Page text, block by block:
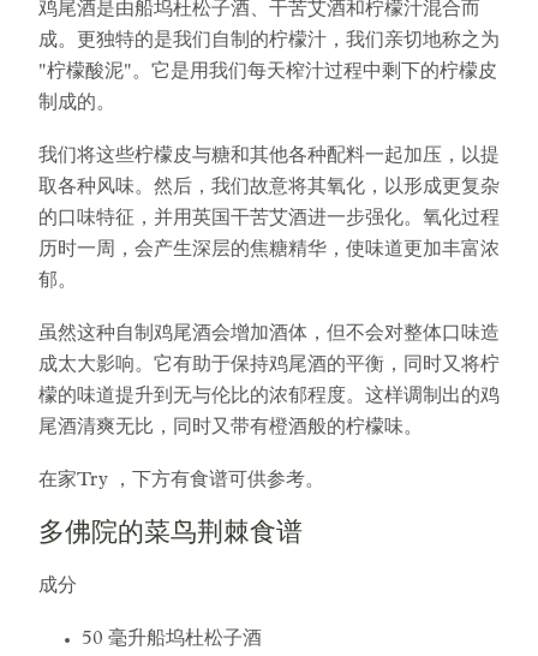
鸡尾酒是由船坞杜松子酒、干苦艾酒和柠檬汁混合而
成。更独特的是我们自制的柠檬汁，我们亲切地称之为
"柠檬酸泥"。它是用我们每天榨汁过程中剩下的柠檬皮
制成的。
我们将这些柠檬皮与糖和其他各种配料一起加压，以提
取各种风味。然后，我们故意将其氧化，以形成更复杂
的口味特征，并用英国干苦艾酒进一步强化。氧化过程
历时一周，会产生深层的焦糖精华，使味道更加丰富浓
郁。
虽然这种自制鸡尾酒会增加酒体，但不会对整体口味造
成太大影响。它有助于保持鸡尾酒的平衡，同时又将柠
檬的味道提升到无与伦比的浓郁程度。这样调制出的鸡
尾酒清爽无比，同时又带有橙酒般的柠檬味。
在家Try ，下方有食谱可供参考。
多佛院的菜鸟荆棘食谱
成分
50 毫升船坞杜松子酒